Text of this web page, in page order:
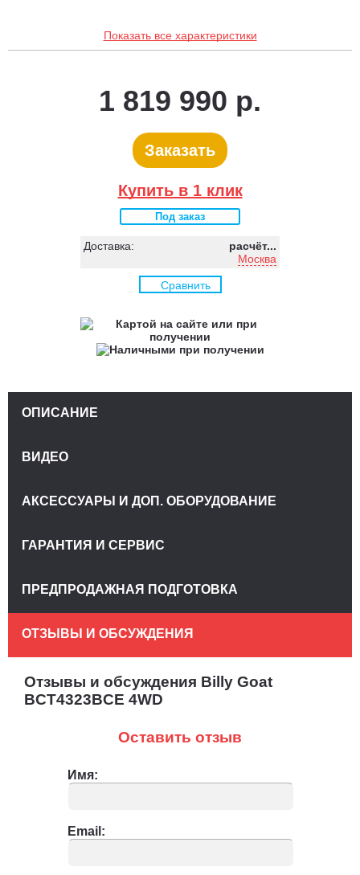
Показать все характеристики
1 819 990 р.
Заказать
Купить в 1 клик
Под заказ
Доставка:
расчёт...
Москва
Сравнить
Отзывы и обсуждения Billy Goat
BCT4323BCE 4WD
Оставить отзыв
Имя:
Email:
ОПИСАНИЕ
ВИДЕО
АКСЕССУАРЫ И ДОП. ОБОРУДОВАНИЕ
ГАРАНТИЯ И СЕРВИС
ПРЕДПРОДАЖНАЯ ПОДГОТОВКА
ОТЗЫВЫ И ОБСУЖДЕНИЯ